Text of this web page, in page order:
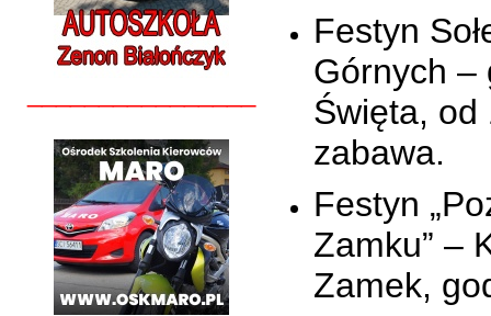
Festyn
Górnych –
Święta, od
zabawa.
Festyn
Zamku” –
Zamek,